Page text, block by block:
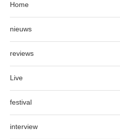
Home
nieuws
reviews
Live
festival
interview